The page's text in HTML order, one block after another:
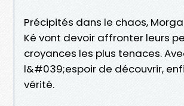
Précipités dans le chaos,
Ké vont devoir affronter leurs
croyances les plus tenaces.
l&#039;espoir de découvrir,
vérité.